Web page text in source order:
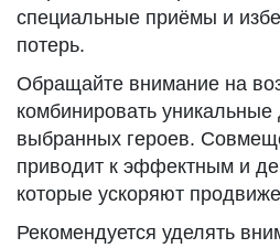
специальные приёмы и
потерь.
Обращайте внимание на
комбинировать
выбранных героев.
приводит к эффектным и
которые ускоряют
Рекомендуется уделять